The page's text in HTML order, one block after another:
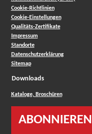
Cookie-Richtlinien
Cookie-Einstellungen
Qualitäts-Zertifikate
Impressum
Standorte
Datenschutzerklärung
Sitemap
Downloads
Kataloge, Broschüren
ABONNIEREN